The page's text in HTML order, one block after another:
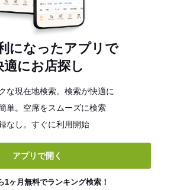
になったアプリで
適にお店探し
な現在地検索。検索が快適に
単。空席をスムーズに検索
なし。すぐに利用開始
アプリで開く
1ヶ月無料でランキング検索！